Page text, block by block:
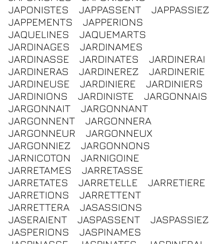
JAPONISTES
JAPPASSENT
JAPPASSIEZ
JAPPEMENTS
JAPPERIONS
JAQUELINES
JAQUEMARTS
JARDINAGES
JARDINAMES
JARDINASSE
JARDINATES
JARDINERAI
JARDINERAS
JARDINEREZ
JARDINERIE
JARDINEUSE
JARDINIERE
JARDINIERS
JARDINIONS
JARDINISTE
JARGONNAIS
JARGONNAIT
JARGONNANT
JARGONNENT
JARGONNERA
JARGONNEUR
JARGONNEUX
JARGONNIEZ
JARGONNONS
JARNICOTON
JARNIGOINE
JARRETAMES
JARRETASSE
JARRETATES
JARRETELLE
JARRETIERE
JARRETIONS
JARRETTENT
JARRETTERA
JASASSIONS
JASERAIENT
JASPASSENT
JASPASSIEZ
JASPERIONS
JASPINAMES